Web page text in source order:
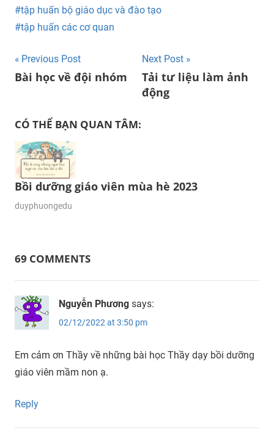
tập huấn bộ giáo dục và đào tạo
tập huấn các cơ quan
Post
navigation
Previous Post
Bài học về đội nhóm
Next Post
Tải tư liệu làm ảnh
động
CÓ THỂ BẠN QUAN TÂM:
Bồi dưỡng giáo viên mùa hè 2023
03/06/2023
duyphuongedu
69 COMMENTS
Nguyễn Phương says:
02/12/2022 at 3:50 pm
Em cảm ơn Thầy về những bài học Thầy dạy bồi dưỡng
giáo viên mầm non ạ.
Reply